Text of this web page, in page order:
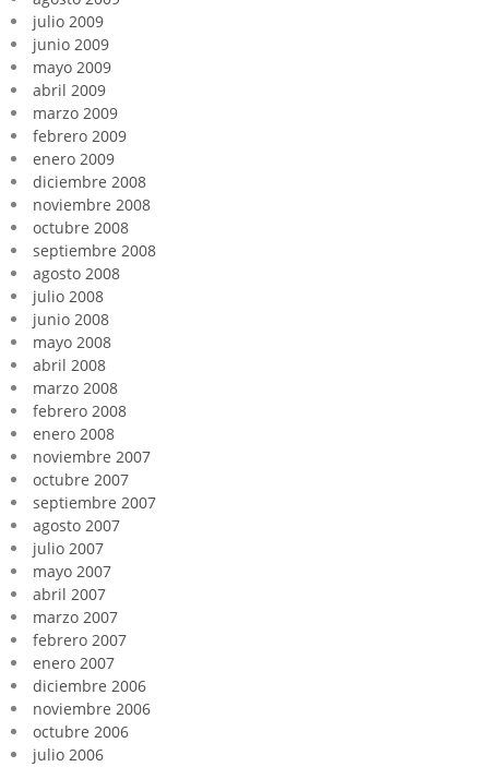
julio 2009
junio 2009
mayo 2009
abril 2009
marzo 2009
febrero 2009
enero 2009
diciembre 2008
noviembre 2008
octubre 2008
septiembre 2008
agosto 2008
julio 2008
junio 2008
mayo 2008
abril 2008
marzo 2008
febrero 2008
enero 2008
noviembre 2007
octubre 2007
septiembre 2007
agosto 2007
julio 2007
mayo 2007
abril 2007
marzo 2007
febrero 2007
enero 2007
diciembre 2006
noviembre 2006
octubre 2006
julio 2006